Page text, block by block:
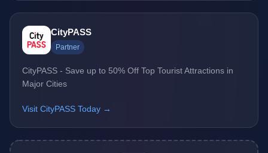
CityPASS
Partner
CityPASS - Save up to 50% Off Top Tourist Attractions in
Major Cities
Visit CityPASS Today →